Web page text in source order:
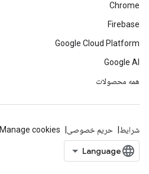
Chrome
Firebase
Google Cloud Platform
Google AI
همه محصولات
شرایط حریم خصوصی Manage cookies